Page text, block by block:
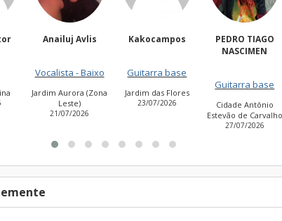
(Zona
Kakocampos
Guitarra base
Jardim das Flores
23/07/2026
PEDRO TIAGO
Cidade Antônio
Luizhenrique2
Vila Curuçá
11/07/2026